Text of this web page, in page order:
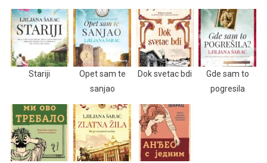
Stariji
Opet sam te
sanjao
Dok svetac bdi
Gde sam to
pogresila